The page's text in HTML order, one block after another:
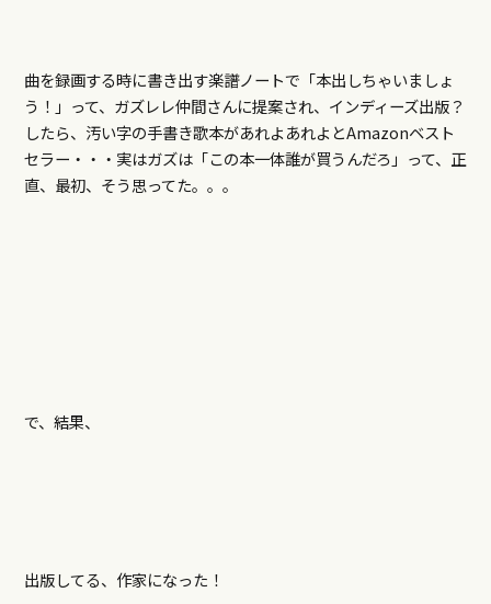
曲を録画する時に書き出す楽譜ノートで「本出しちゃいましょ
う！」って、ガズレレ仲間さんに提案され、インディーズ出版？
したら、汚い字の手書き歌本があれよあれよとAmazonベスト
セラー・・・実はガズは「この本一体誰が買うんだろ」って、正
直、最初、そう思ってた。。。
で、結果、
出版してる、作家になった！